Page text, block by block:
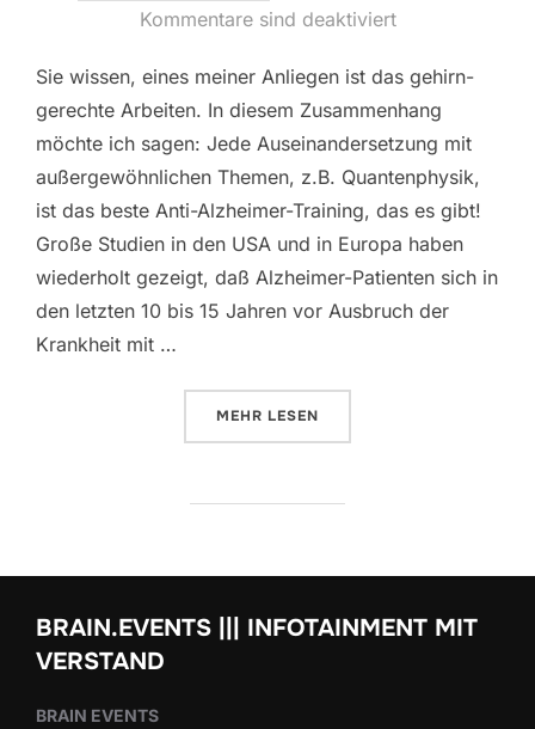
am
Kommentare sind deaktiviert
Sie wissen, eines meiner Anliegen ist das gehirn-
gerechte Arbeiten. In diesem Zusammenhang
möchte ich sagen: Jede Auseinandersetzung mit
außergewöhnlichen Themen, z.B. Quantenphysik,
ist das beste Anti-Alzheimer-Training, das es gibt!
Große Studien in den USA und in Europa haben
wiederholt gezeigt, daß Alzheimer-Patienten sich in
den letzten 10 bis 15 Jahren vor Ausbruch der
Krankheit mit …
MEHR ÜBER „VERA ||| WARUM
LESEN
BRAIN.EVENTS ||| INFOTAINMENT MIT
VERSTAND
BRAIN EVENTS